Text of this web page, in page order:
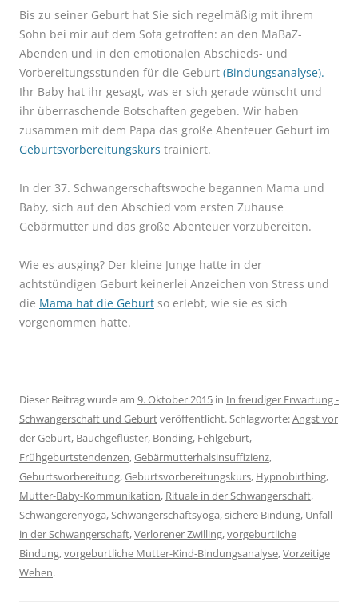
Bis zu seiner Geburt hat Sie sich regelmäßig mit ihrem
Sohn bei mir auf dem Sofa getroffen: an den MaBaZ-
Abenden und in den emotionalen Abschieds- und
Vorbereitungsstunden für die Geburt (Bindungsanalyse).
Ihr Baby hat ihr gesagt, was er sich gerade wünscht und
ihr überraschende Botschaften gegeben. Wir haben
zusammen mit dem Papa das große Abenteuer Geburt im
Geburtsvorbereitungskurs trainiert.
In der 37. Schwangerschaftswoche begannen Mama und
Baby, sich auf den Abschied vom ersten Zuhause
Gebärmutter und das große Abenteuer vorzubereiten.
Wie es ausging? Der kleine Junge hatte in der
achtstündigen Geburt keinerlei Anzeichen von Stress und
die Mama hat die Geburt so erlebt, wie sie es sich
vorgenommen hatte.
Dieser Beitrag wurde am 9. Oktober 2015 in In freudiger Erwartung -
Schwangerschaft und Geburtveröffentlicht. Schlagworte:Angst vor
der Geburt, Bauchgeflüster, Bonding, Fehlgeburt,
Frühgeburtstendenzen,Gebärmutterhalsinsuffizienz,
Geburtsvorbereitung,Geburtsvorbereitungskurs, Hypnobirthing,
Mutter-Baby-Kommunikation, Rituale in der Schwangerschaft,
Schwangerenyoga,Schwangerschaftsyoga,sichere Bindung, Unfall
in der Schwangerschaft,Verlorener Zwilling,vorgeburtliche
Bindung,vorgeburtliche Mutter-Kind-Bindungsanalyse,Vorzeitige
Wehen.